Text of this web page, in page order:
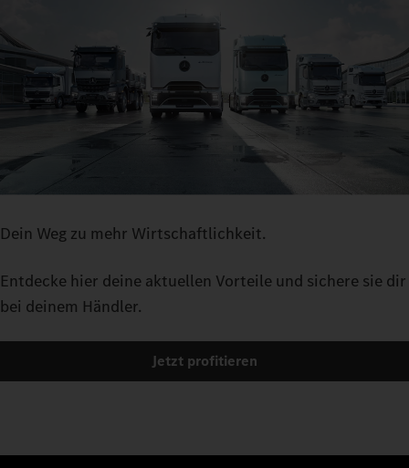
Nur drei Stufen und du bist drin: einsteigen, hinsetzen,
losfahren. Die Sitze regulieren das Klima und mit dem
Bildschirm alle relevanten Funktionen übersichtlich parat – vom
Navi bis zum Verkehrszeichen-Assistenten.
Dein Weg zu mehr Wirtschaftlichkeit.
Entdecke hier deine aktuellen Vorteile und sichere sie dir
bei deinem Händler.
Jetzt profitieren